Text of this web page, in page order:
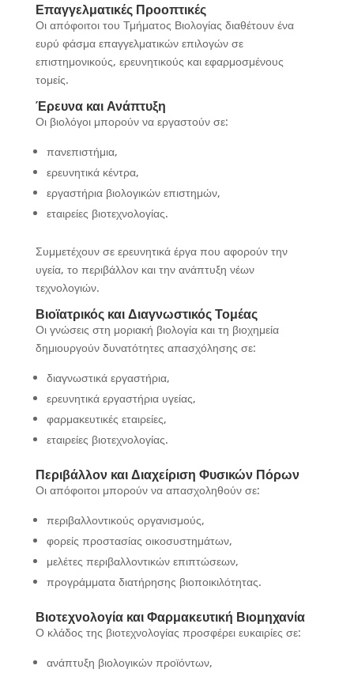
Επαγγελματικές Προοπτικές
Οι απόφοιτοι του Τμήματος Βιολογίας διαθέτουν ένα
ευρύ φάσμα επαγγελματικών επιλογών σε
επιστημονικούς, ερευνητικούς και εφαρμοσμένους
τομείς.
Έρευνα και Ανάπτυξη
Οι βιολόγοι μπορούν να εργαστούν σε:
πανεπιστήμια,
ερευνητικά κέντρα,
εργαστήρια βιολογικών επιστημών,
εταιρείες βιοτεχνολογίας.
Συμμετέχουν σε ερευνητικά έργα που αφορούν την
υγεία, το περιβάλλον και την ανάπτυξη νέων
τεχνολογιών.
Βιοϊατρικός και Διαγνωστικός Τομέας
Οι γνώσεις στη μοριακή βιολογία και τη βιοχημεία
δημιουργούν δυνατότητες απασχόλησης σε:
διαγνωστικά εργαστήρια,
ερευνητικά εργαστήρια υγείας,
φαρμακευτικές εταιρείες,
εταιρείες βιοτεχνολογίας.
Περιβάλλον και Διαχείριση Φυσικών Πόρων
Οι απόφοιτοι μπορούν να απασχοληθούν σε:
περιβαλλοντικούς οργανισμούς,
φορείς προστασίας οικοσυστημάτων,
μελέτες περιβαλλοντικών επιπτώσεων,
προγράμματα διατήρησης βιοποικιλότητας.
Βιοτεχνολογία και Φαρμακευτική Βιομηχανία
Ο κλάδος της βιοτεχνολογίας προσφέρει ευκαιρίες σε:
ανάπτυξη βιολογικών προϊόντων,